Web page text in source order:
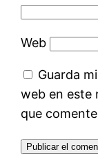
Web
Guarda
web en este
que